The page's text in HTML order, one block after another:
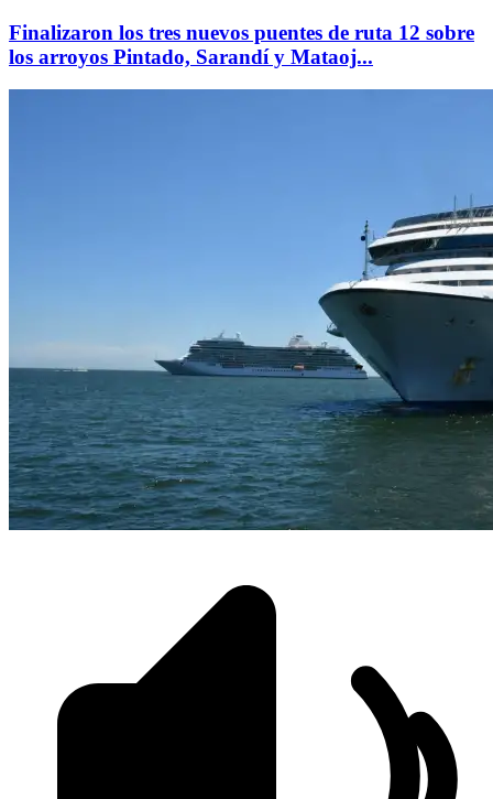
Finalizaron los tres nuevos puentes de ruta 12 sobre
los arroyos Pintado, Sarandí y Mataoj...